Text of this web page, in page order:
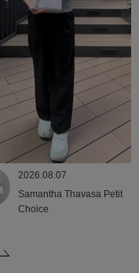
2026.08.07
Samantha Thavasa Petit
Choice